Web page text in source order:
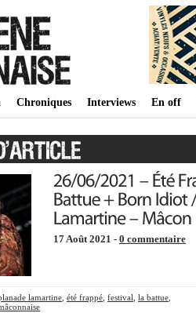
Chroniques Interviews En off
17 Août 2021 - 0 commentaire
lamartine été frappé festival la battue